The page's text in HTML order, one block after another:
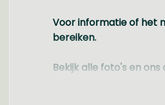
Voor informatie of het
bereiken.
Bekijk alle foto's en